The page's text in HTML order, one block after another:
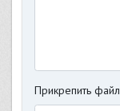
Прикрепить файл